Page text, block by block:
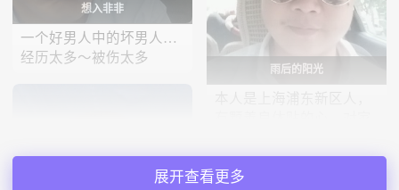
想入非非
一个好男人中的坏男人…
经历太多～被伤太多
雨后的阳光
也热衷于我的工作的上海
男人...
展开查看更多